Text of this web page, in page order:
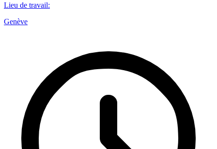
Lieu de travail:
Genève